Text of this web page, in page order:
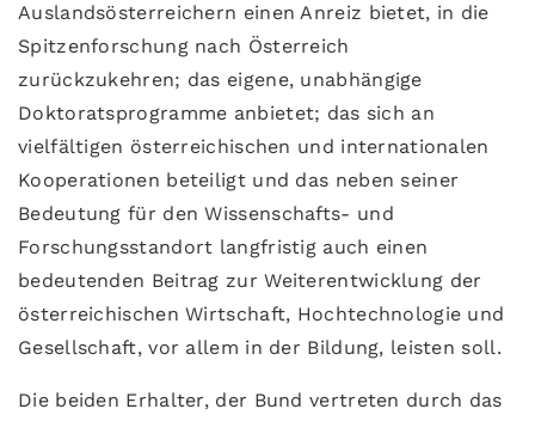
Auslandsösterreichern einen Anreiz bietet, in die
Spitzenforschung nach Österreich
zurückzukehren; das eigene, unabhängige
Doktoratsprogramme anbietet; das sich an
vielfältigen österreichischen und internationalen
Kooperationen beteiligt und das neben seiner
Bedeutung für den Wissenschafts- und
Forschungsstandort langfristig auch einen
bedeutenden Beitrag zur Weiterentwicklung der
österreichischen Wirtschaft, Hochtechnologie und
Gesellschaft, vor allem in der Bildung, leisten soll.
Die beiden Erhalter, der Bund vertreten durch das